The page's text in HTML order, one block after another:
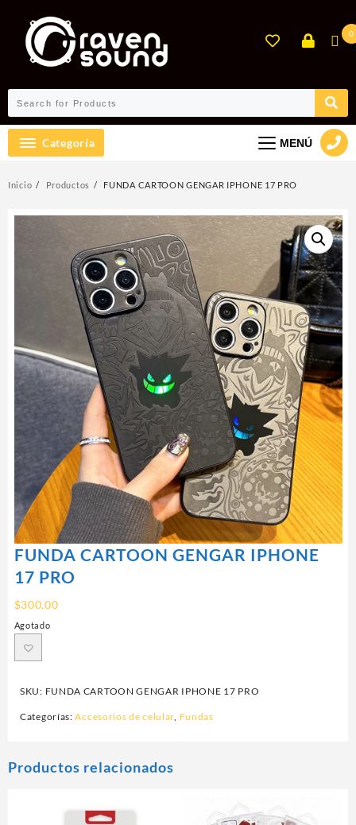
contenido
0
Categoría MENÚ
Inicio Productos FUNDA CARTOON GENGAR IPHONE 17 PRO
FUNDA CARTOON GENGAR IPHONE
17 PRO
$300.00
Agotado
SKU: FUNDA CARTOON GENGAR IPHONE 17 PRO
Categorías:Accesorios de celular, Fundas
Productos relacionados